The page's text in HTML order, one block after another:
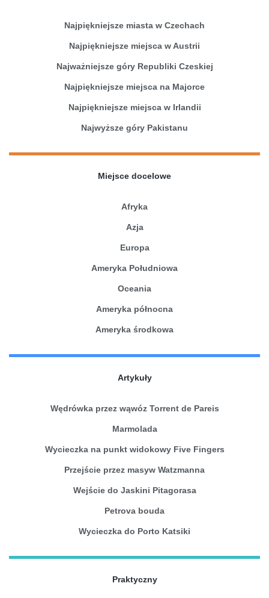
Najpiękniejsze miasta w Czechach
Najpiękniejsze miejsca w Austrii
Najważniejsze góry Republiki Czeskiej
Najpiękniejsze miejsca na Majorce
Najpiękniejsze miejsca w Irlandii
Najwyższe góry Pakistanu
Miejsce docelowe
Afryka
Azja
Europa
Ameryka Południowa
Oceania
Ameryka północna
Ameryka środkowa
Artykuły
Wędrówka przez wąwóz Torrent de Pareis
Marmolada
Wycieczka na punkt widokowy Five Fingers
Przejście przez masyw Watzmanna
Wejście do Jaskini Pitagorasa
Petrova bouda
Wycieczka do Porto Katsiki
Praktyczny